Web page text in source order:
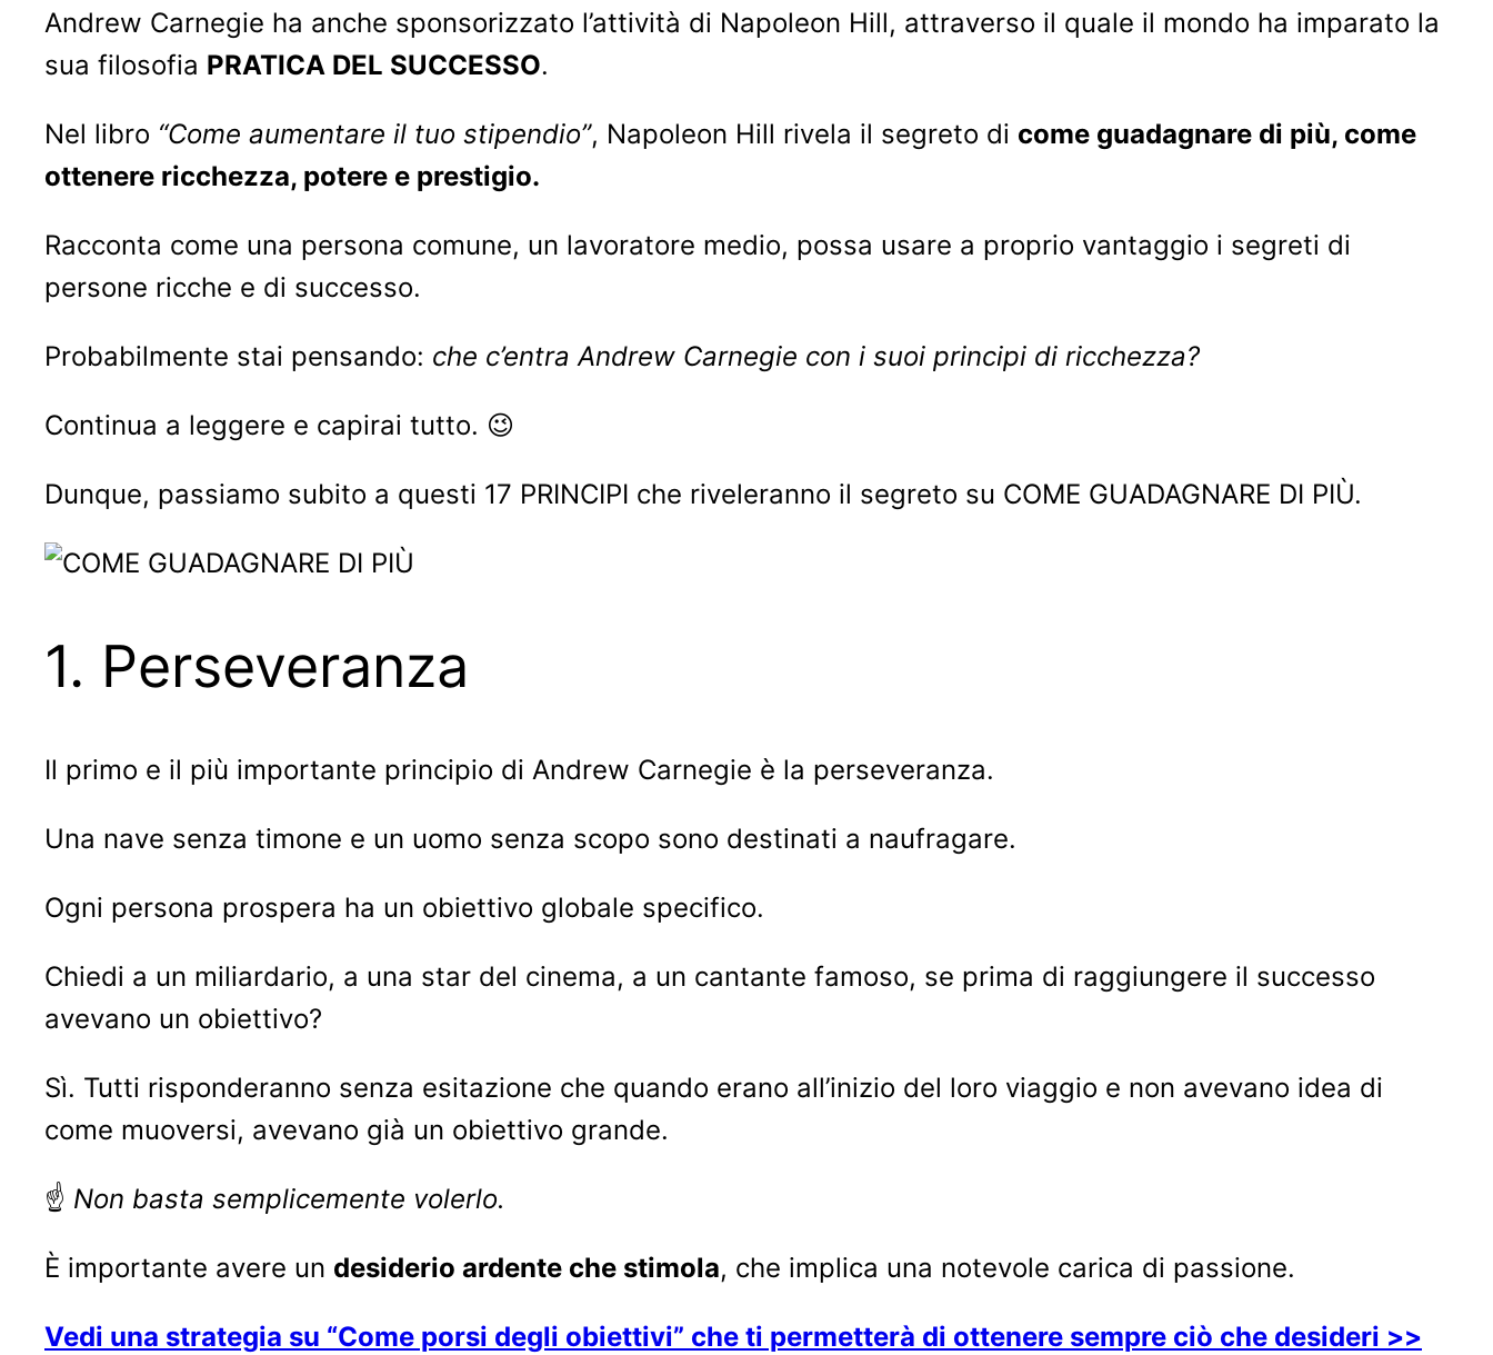
Andrew Carnegie ha anche sponsorizzato l’attività di Napoleon Hill, attraverso il quale il mondo ha imparato la
sua filosofia PRATICA DEL SUCCESSO.
Nel libro “Come aumentare il tuo stipendio”, Napoleon Hill rivela il segreto di come guadagnare di più, come
ottenere ricchezza, potere e prestigio.
Racconta come una persona comune, un lavoratore medio, possa usare a proprio vantaggio i segreti di
persone ricche e di successo.
Probabilmente stai pensando: che c’entra Andrew Carnegie con i suoi principi di ricchezza?
Continua a leggere e capirai tutto. 😉
Dunque, passiamo subito a questi 17 PRINCIPI che riveleranno il segreto su COME GUADAGNARE DI PIÙ.
1. Perseveranza
Il primo e il più importante principio di Andrew Carnegie è la perseveranza.
Una nave senza timone e un uomo senza scopo sono destinati a naufragare.
Ogni persona prospera ha un obiettivo globale specifico.
Chiedi a un miliardario, a una star del cinema, a un cantante famoso, se prima di raggiungere il successo
avevano un obiettivo?
Sì. Tutti risponderanno senza esitazione che quando erano all’inizio del loro viaggio e non avevano idea di
come muoversi, avevano già un obiettivo grande.
☝ Non basta semplicemente volerlo.
È importante avere un desiderio ardente che stimola, che implica una notevole carica di passione.
Vedi una strategia su “Come porsi degli obiettivi” che ti permetterà di ottenere sempre ciò che desideri >>